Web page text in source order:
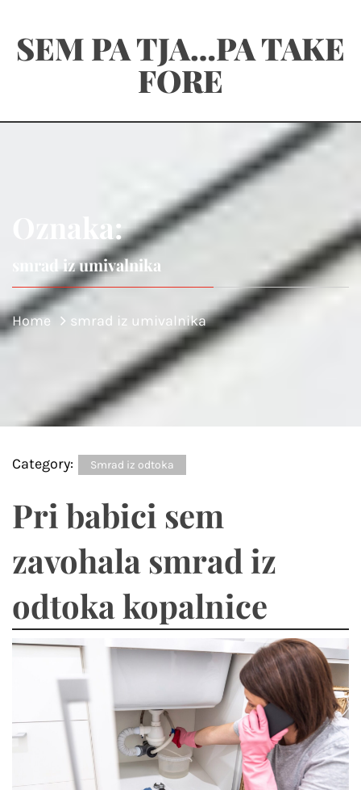
content
SEM PA TJA…PA TAKE
FORE
Oznaka:
smrad iz umivalnika
Home smrad iz umivalnika
Category: Smrad iz odtoka
Pri babici sem
zavohala smrad iz
odtoka kopalnice